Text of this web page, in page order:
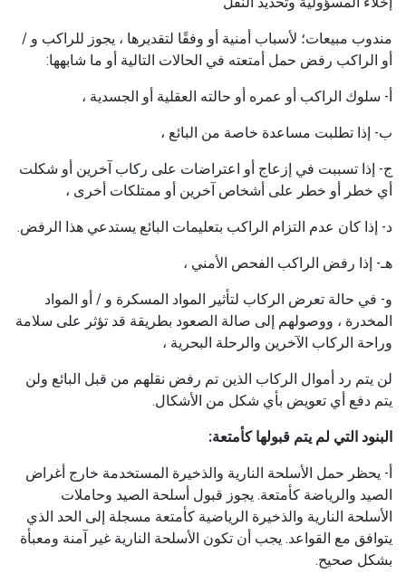
مندوب مبيعات؛ لأسباب أمنية أو وفقًا لتقديرها ، يجوز للراكب و /
أو الراكب رفض حمل أمتعته في الحالات التالية أو ما شابهها:
أ- سلوك الراكب أو عمره أو حالته العقلية أو الجسدية ،
ب- إذا تطلبت مساعدة خاصة من البائع ،
ج- إذا تسببت في إزعاج أو اعتراضات على ركاب آخرين أو شكلت
أي خطر أو خطر على أشخاص آخرين أو ممتلكات أخرى ،
د- إذا كان عدم التزام الراكب بتعليمات البائع يستدعي هذا الرفض.
هـ- إذا رفض الراكب الفحص الأمني ​​،
و- في حالة تعرض الركاب لتأثير المواد المسكرة و / أو المواد
المخدرة ، ووصولهم إلى صالة الصعود بطريقة قد تؤثر على سلامة
وراحة الركاب الآخرين والرحلة البحرية ،
لن يتم رد أموال الركاب الذين تم رفض نقلهم من قبل البائع ولن
يتم دفع أي تعويض بأي شكل من الأشكال.
البنود التي لم يتم قبولها كأمتعة:
أ- يحظر حمل الأسلحة النارية والذخيرة المستخدمة خارج أغراض
الصيد والرياضة كأمتعة. يجوز قبول أسلحة الصيد وحاملات
الأسلحة النارية والذخيرة الرياضية كأمتعة مسجلة إلى الحد الذي
يتوافق مع القواعد. يجب أن تكون الأسلحة النارية غير آمنة ومعبأة
بشكل صحيح.